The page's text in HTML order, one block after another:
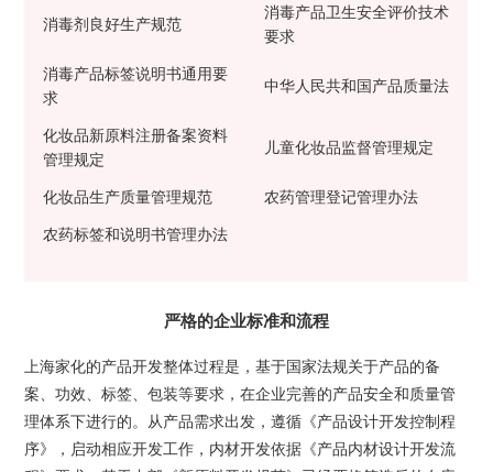
消毒剂良好生产规范
消毒产品卫生安全评价技术
要求
消毒产品标签说明书通用要
求
中华人民共和国产品质量法
化妆品新原料注册备案资料
管理规定
儿童化妆品监督管理规定
化妆品生产质量管理规范
农药管理登记管理办法
农药标签和说明书管理办法
严格的企业标准和流程
上海家化的产品开发整体过程是，基于国家法规关于产品的备
案、功效、标签、包装等要求，在企业完善的产品安全和质量管
理体系下进行的。从产品需求出发，遵循《产品设计开发控制程
序》，启动相应开发工作，内材开发依据《产品内材设计开发流